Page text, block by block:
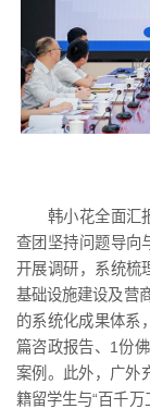
韩小花全面汇
查团坚持问题导向
开展调研，系统梳
基础设施建设及营
的系统化成果体系
篇咨政报告、1份
案例。此外，广外
籍留学生与“百千万